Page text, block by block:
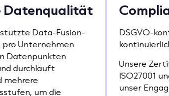
Datenqualität
Data-Fusion-
Unternehmen
Datenpunkten
durchläuft
mehrere
um die
DSGVO-
Unsere
ISO27001
unser